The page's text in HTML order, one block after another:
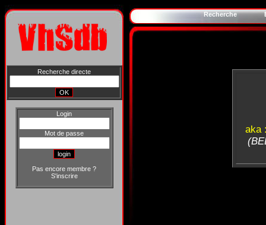
Recherche directe
Login
Mot de passe
Pas encore membre ?
S'inscrire
Recherche
aka